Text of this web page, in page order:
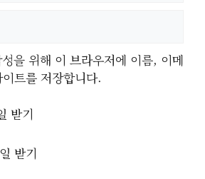
을 위해 이 브라우저에 이름, 이메
트를 저장합니다.
받기
받기